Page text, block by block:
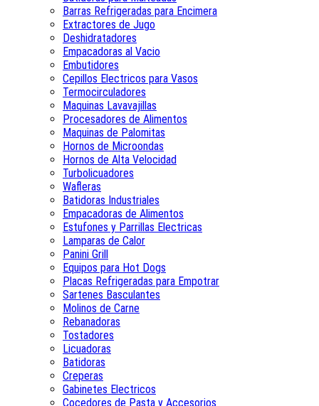
Barras Refrigeradas para Encimera
Extractores de Jugo
Deshidratadores
Empacadoras al Vacio
Embutidores
Cepillos Electricos para Vasos
Termocirculadores
Maquinas Lavavajillas
Procesadores de Alimentos
Maquinas de Palomitas
Hornos de Microondas
Hornos de Alta Velocidad
Turbolicuadores
Wafleras
Batidoras Industriales
Empacadoras de Alimentos
Estufones y Parrillas Electricas
Lamparas de Calor
Panini Grill
Equipos para Hot Dogs
Placas Refrigeradas para Empotrar
Sartenes Basculantes
Molinos de Carne
Rebanadoras
Tostadores
Licuadoras
Batidoras
Creperas
Gabinetes Electricos
Cocedores de Pasta y Accesorios